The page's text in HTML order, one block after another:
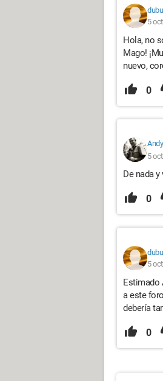
5
Hola, no
Mago!
nuevo,
0
5
De nada
0
5
Estimado
a este
debería
0